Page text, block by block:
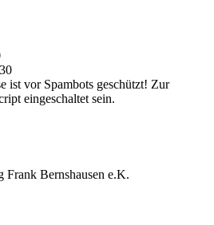
ist vor Spambots geschützt! Zur
eingeschaltet sein.
Bernshausen e.K.